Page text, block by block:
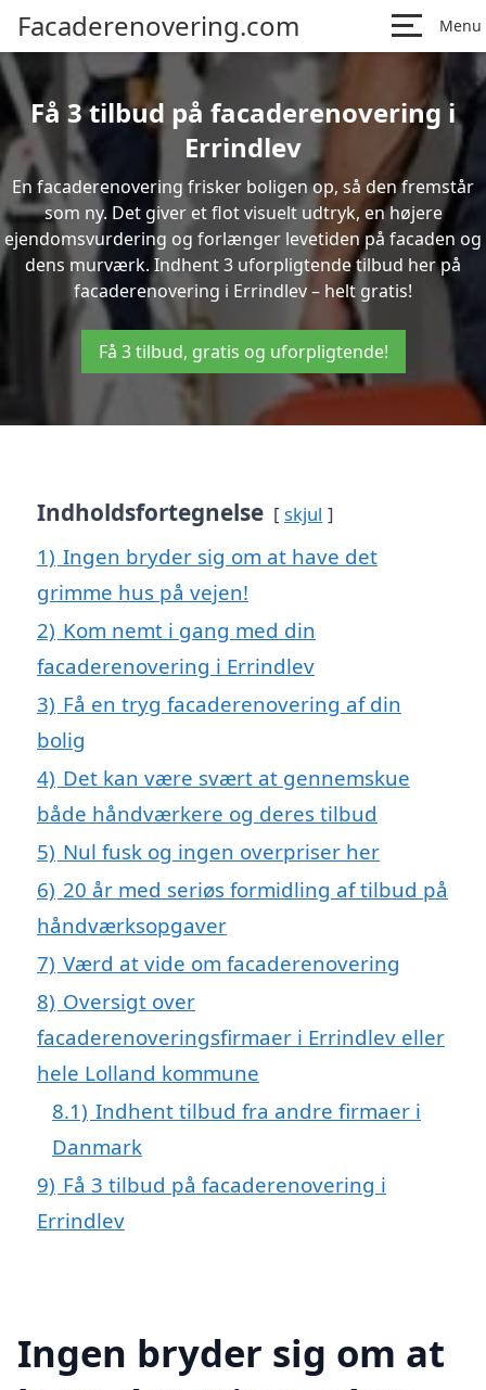
Facaderenovering.com Menu
Få 3 tilbud på facaderenovering i
Errindlev
En facaderenovering frisker boligen op, så den fremstår
som ny. Det giver et flot visuelt udtryk, en højere
ejendomsvurdering og forlænger levetiden på facaden og
dens murværk. Indhent 3 uforpligtende tilbud her på
facaderenovering i Errindlev – helt gratis!
Få 3 tilbud, gratis og uforpligtende!
Indholdsfortegnelse skjul
1) Ingen bryder sig om at have det
grimme hus på vejen!
2) Kom nemt i gang med din
facaderenovering i Errindlev
3) Få en tryg facaderenovering af din
bolig
4) Det kan være svært at gennemskue
både håndværkere og deres tilbud
5) Nul fusk og ingen overpriser her
6) 20 år med seriøs formidling af tilbud på
håndværksopgaver
7) Værd at vide om facaderenovering
8) Oversigt over
facaderenoveringsfirmaer i Errindlev eller
hele Lolland kommune
8.1) Indhent tilbud fra andre firmaer i
Danmark
9) Få 3 tilbud på facaderenovering i
Errindlev
Ingen bryder sig om at